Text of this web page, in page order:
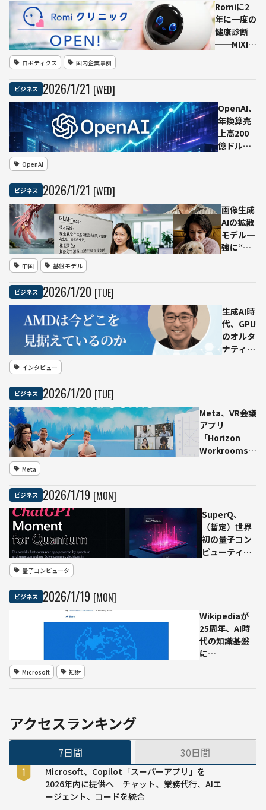
Romiに2
年に一度の
健康診断
──MIXI、
える公式ア
フターケア
開始
ロボティクス 国内企業事例
ビジネス 2026/1/21 [WED]
OpenAI、
年換算売
上高200
億ドル
を拡大し
「知能の
価値」に
連動する
OpenAI
ビジネス 2026/1/21 [WED]
画像生成
AIの拡散
モデル一
強に“自
「GLM-
Image」
発表、文
字・知識
中国 基盤モデル
ビジネス 2026/1/20 [TUE]
生成AI時
代、GPU
のオルタ
ナティブ
か
インタビュー
ビジネス 2026/1/20 [TUE]
Meta、VR会議
アプリ
「Horizon
Workrooms」
も削除
Meta
ビジネス 2026/1/19 [MON]
SuperQ、
（暫定）世界
初の量子コン
ピューティン
公開──量子
技術にも
「ChatGPTモ
ーメント」
量子コンピュータ
ビジネス 2026/1/19 [MON]
Wikipediaが
25周年、AI時
代の知識基盤
に
Microsoft 知財
アクセスランキング
7日間 30日間
Microsoft、Copilot「スーパーアプリ」を
2026年内に提供へ チャット、業務代行、AIエ
ージェント、コードを統合